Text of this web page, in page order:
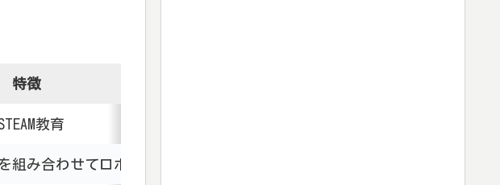
特徴
教育
組み合わせてロボットを作る